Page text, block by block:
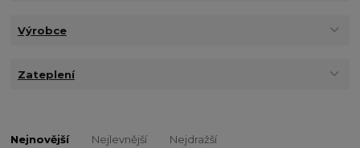
Výrobce
Zateplení
Nejnovější Nejlevnější Nejdražší